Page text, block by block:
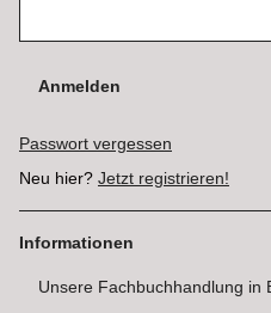
Anmelden
Passwort vergessen
Neu hier? Jetzt registrieren!
Informationen
Unsere Fachbuchhandlung in